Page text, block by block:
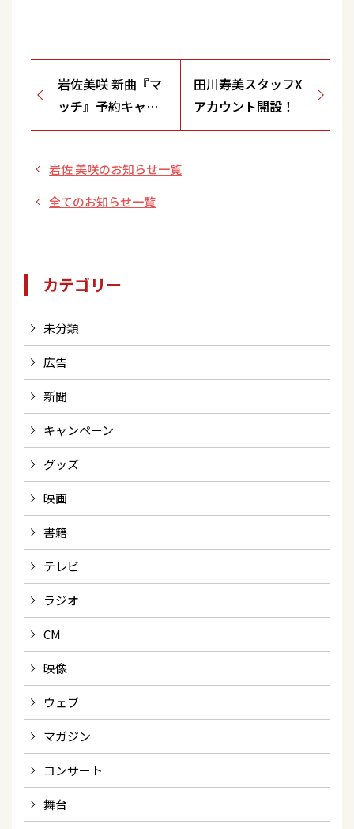
岩佐美咲 新曲『マ
ッチ』予約キャン
ペーン情報！
田川寿美スタッフX
アカウント開設！
岩佐 美咲のお知らせ一覧
全てのお知らせ一覧
カテゴリー
未分類
広告
新聞
キャンペーン
グッズ
映画
書籍
テレビ
ラジオ
CM
映像
ウェブ
マガジン
コンサート
舞台